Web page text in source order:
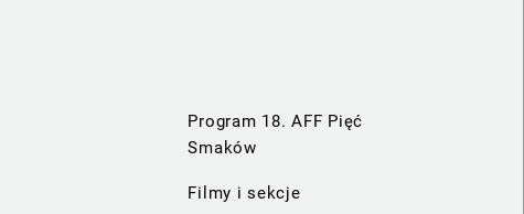
Program 18. AFF Pięć
Smaków
Filmy i sekcje